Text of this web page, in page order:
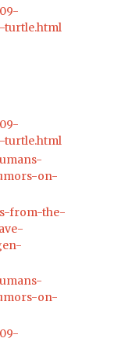
turtle.html
turtle.html
on-
from-the-
on-